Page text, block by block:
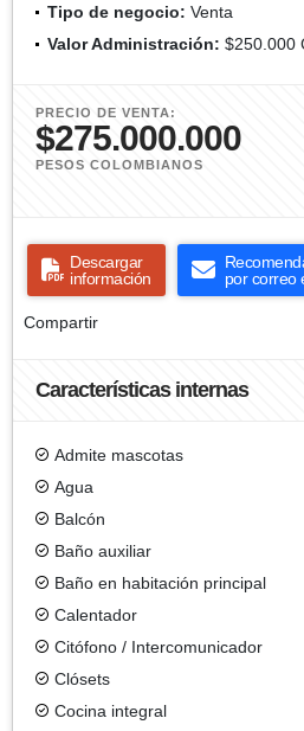
Tipo de negocio: Venta
Valor Administración: $250.000
PRECIO DE VENTA:
$275.000.000
PESOS COLOMBIANOS
Descargar
información
por correo
Compartir
Características internas
Admite mascotas
Agua
Balcón
Baño auxiliar
Baño en habitación principal
Calentador
Citófono / Intercomunicador
Clósets
Cocina integral